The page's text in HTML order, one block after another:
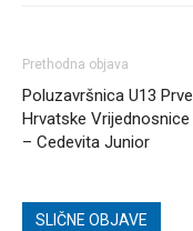
Prethodna objava
Poluzavršnica U13
Hrvatske Vrijednosnice
– Cedevita Junior
SLIČNE OBJAVE